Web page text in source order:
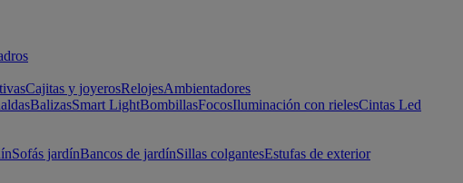
Cajitas y joyerosRelojesAmbientadores
BalizasSmart LightBombillasFocosIluminación con rielesCintas Led
Sofás jardínBancos de jardínSillas colgantesEstufas de exterior